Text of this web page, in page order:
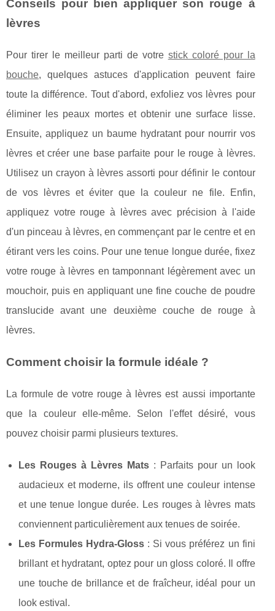
Conseils pour bien appliquer son rouge à
lèvres
Pour tirer le meilleur parti de votre stick coloré pour la
bouche, quelques astuces d'application peuvent faire
toute la différence. Tout d'abord, exfoliez vos lèvres pour
éliminer les peaux mortes et obtenir une surface lisse.
Ensuite, appliquez un baume hydratant pour nourrir vos
lèvres et créer une base parfaite pour le rouge à lèvres.
Utilisez un crayon à lèvres assorti pour définir le contour
de vos lèvres et éviter que la couleur ne file. Enfin,
appliquez votre rouge à lèvres avec précision à l'aide
d'un pinceau à lèvres, en commençant par le centre et en
étirant vers les coins. Pour une tenue longue durée, fixez
votre rouge à lèvres en tamponnant légèrement avec un
mouchoir, puis en appliquant une fine couche de poudre
translucide avant une deuxième couche de rouge à
lèvres.
Comment choisir la formule idéale ?
La formule de votre rouge à lèvres est aussi importante
que la couleur elle-même. Selon l'effet désiré, vous
pouvez choisir parmi plusieurs textures.
Les Rouges à Lèvres Mats: Parfaits pour un look
audacieux et moderne, ils offrent une couleur intense
et une tenue longue durée. Les rouges à lèvres mats
conviennent particulièrement aux tenues de soirée.
Les Formules Hydra-Gloss : Si vous préférez un fini
brillant et hydratant, optez pour un gloss coloré. Il offre
une touche de brillance et de fraîcheur, idéal pour un
look estival.